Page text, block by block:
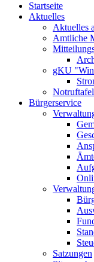
Startseite
Aktuelles
Aktuelles
Amtliche
gKU
Notruftafel
Bürgerservice
Satzungen